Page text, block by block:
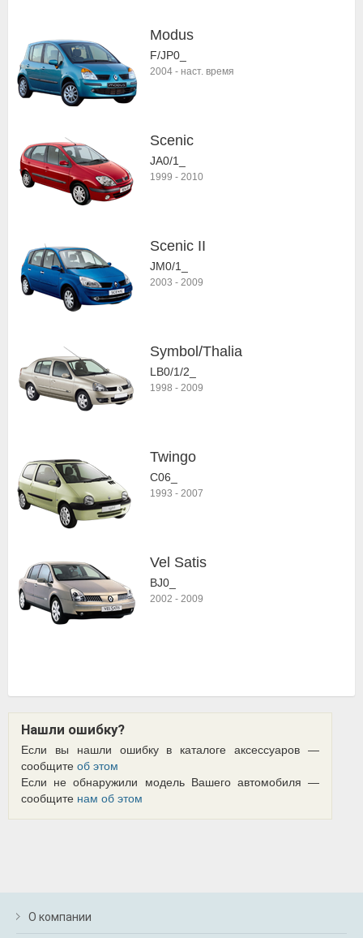
Modus
F/JP0_
2004 - наст. время
Scenic
JA0/1_
1999 - 2010
Scenic II
JM0/1_
2003 - 2009
Symbol/Thalia
LB0/1/2_
1998 - 2009
Twingo
C06_
1993 - 2007
Vel Satis
BJ0_
2002 - 2009
Нашли ошибку?
Если вы нашли ошибку в каталоге аксессуаров —
сообщите об этом
Если не обнаружили модель Вашего автомобиля —
сообщите нам об этом
О компании